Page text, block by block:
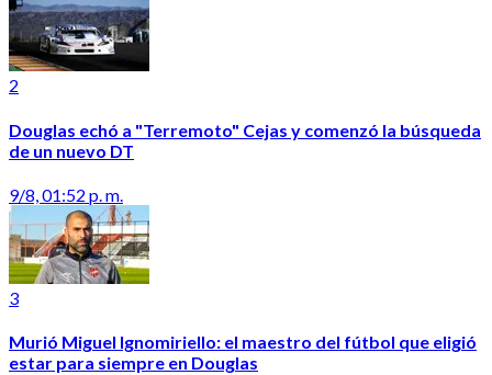
2
Douglas echó a "Terremoto" Cejas y comenzó la búsqueda
de un nuevo DT
9/8, 01:52 p. m.
3
Murió Miguel Ignomiriello: el maestro del fútbol que eligió
estar para siempre en Douglas